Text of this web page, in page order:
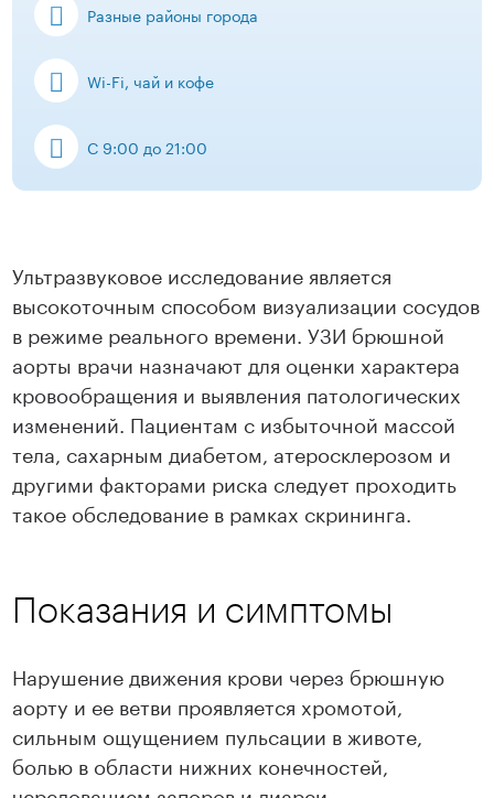
Разные районы города
Wi-Fi, чай и кофе
С 9:00 до 21:00
Ультразвуковое исследование является
высокоточным способом визуализации сосудов
в режиме реального времени. УЗИ брюшной
аорты врачи назначают для оценки характера
кровообращения и выявления патологических
изменений. Пациентам с избыточной массой
тела, сахарным диабетом, атеросклерозом и
другими факторами риска следует проходить
такое обследование в рамках скрининга.
Показания и симптомы
Нарушение движения крови через брюшную
аорту и ее ветви проявляется хромотой,
сильным ощущением пульсации в животе,
болью в области нижних конечностей,